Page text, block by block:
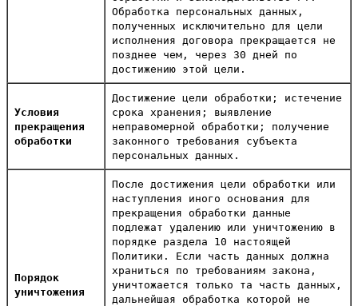
Обработка персональных данных,
полученных исключительно для цели
исполнения договора прекращается не
позднее чем, через 30 дней по
достижению этой цели.
Условия
прекращения
обработки
Достижение цели обработки; истечение
срока хранения; выявление
неправомерной обработки; получение
законного требования субъекта
персональных данных.
Порядок
уничтожения
После достижения цели обработки или
наступления иного основания для
прекращения обработки данные
подлежат удалению или уничтожению в
порядке раздела 10 настоящей
Политики. Если часть данных должна
храниться по требованиям закона,
уничтожается только та часть данных,
дальнейшая обработка которой не